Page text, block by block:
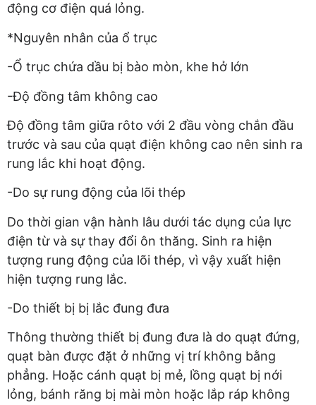
động cơ điện quá lỏng.
*Nguyên nhân của ổ trục
-Ổ trục chứa dầu bị bào mòn, khe hở lớn
-Độ đồng tâm không cao
Độ đồng tâm giữa rôto với 2 đầu vòng chắn đầu
trước và sau của quạt điện không cao nên sinh ra
rung lắc khi hoạt động.
-Do sự rung động của lõi thép
Do thời gian vận hành lâu dưới tác dụng của lực
điện từ và sự thay đổi ôn thăng. Sinh ra hiện
tượng rung động của lõi thép, vì vậy xuất hiện
hiện tượng rung lắc.
-Do thiết bị bị lắc đung đưa
Thông thường thiết bị đung đưa là do quạt đứng,
quạt bàn được đặt ở những vị trí không bằng
phẳng. Hoặc cánh quạt bị mẻ, lồng quạt bị nới
lỏng, bánh răng bị mài mòn hoặc lắp ráp không